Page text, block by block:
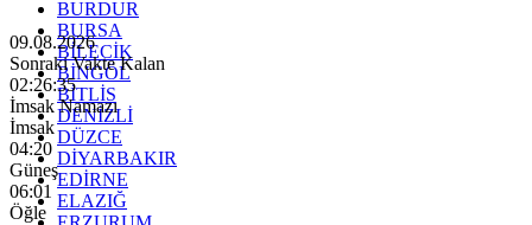
BURDUR
BURSA
BİLECİK
BİNGÖL
BİTLİS
DENİZLİ
DÜZCE
DİYARBAKIR
EDİRNE
ELAZIĞ
09.08.2026
Sonraki Vakte Kalan
02:26:33
İmsak Namazı
İmsak
04:20
Güneş
06:01
Öğle